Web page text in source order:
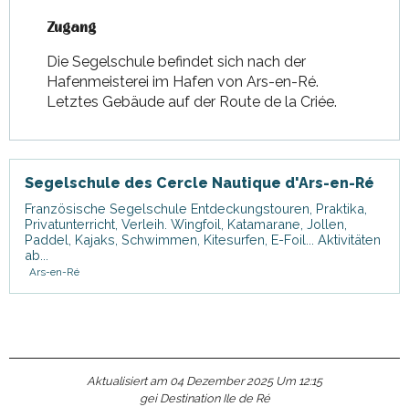
Zugang
Zugang
Die Segelschule befindet sich nach der
Hafenmeisterei im Hafen von Ars-en-Ré.
Letztes Gebäude auf der Route de la Criée.
Segelschule des Cercle Nautique d'Ars-en-Ré
Französische Segelschule Entdeckungstouren, Praktika,
Privatunterricht, Verleih. Wingfoil, Katamarane, Jollen,
Paddel, Kajaks, Schwimmen, Kitesurfen, E-Foil... Aktivitäten
ab...
Ars-en-Ré
Aktualisiert am 04 Dezember 2025 Um 12:15
gei Destination Ile de Ré